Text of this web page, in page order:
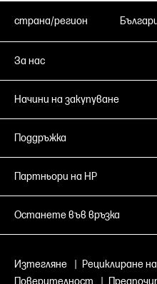
страна/регион
За нас
Начини на закупуване
Поддръжка
Партньори на HP
Останете във връзка
Изтегляне Рециклиране
Поверителност